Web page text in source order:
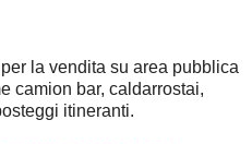
la vendita su area pubblica
camion bar, caldarrostai,
itineranti.